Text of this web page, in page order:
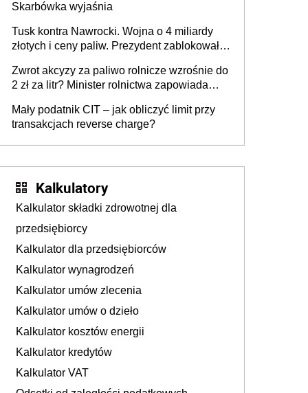
Skarbówka wyjaśnia
Tusk kontra Nawrocki. Wojna o 4 miliardy
złotych i ceny paliw. Prezydent zablokował
wymierzonym we wszystkich polskich
kierowców”
Zwrot akcyzy za paliwo rolnicze wzrośnie do
2 zł za litr? Minister rolnictwa zapowiada
Mały podatnik CIT – jak obliczyć limit przy
transakcjach reverse charge?
Kalkulatory
Kalkulator składki zdrowotnej dla
przedsiębiorcy
Kalkulator dla przedsiębiorców
Kalkulator wynagrodzeń
Kalkulator umów zlecenia
Kalkulator umów o dzieło
Kalkulator kosztów energii
Kalkulator kredytów
Kalkulator VAT